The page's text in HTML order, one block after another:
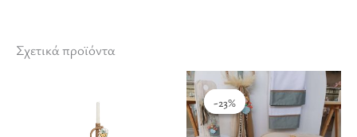
Σχετικά προϊόντα
-23%
-23%
Original
price
was:
€350.00.
Η
τρέχουσα
τιμή
είναι:
€270.00.